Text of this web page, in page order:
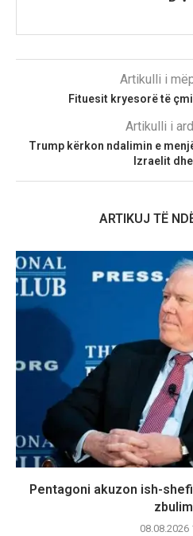
Artikulli i
Fituesit kryesorë të
Artikulli i
Trump kërkon ndalimin e
Izraelit
ARTIKUJ TË
Pentagoni akuzon ish-
08.08.2026